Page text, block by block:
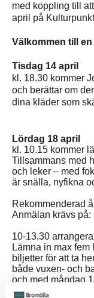
med koppling till
april på
Välkommen till
Tisdag 14 april
kl. 18.30 kommer
och berättar om
dina kläder som
Lördag 18 april
kl. 10.15 kommer
Tillsammans med
och leker – med
är snälla, nyfikna
Rekommenderad
Anmälan krävs på:
10-13.30
Lämna in max
biljetter för att ta
både vuxen- och
och med måndag
mellan 10-13.